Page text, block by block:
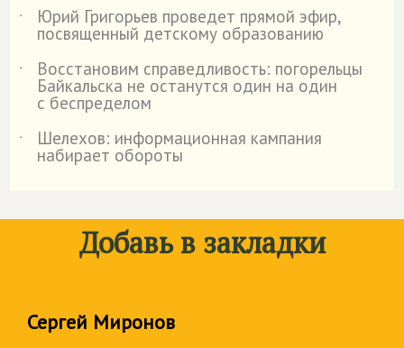
˙
Юрий Григорьев проведет прямой эфир,
посвященный детскому образованию
˙
Восстановим справедливость: погорельцы
Байкальска не останутся один на один
с беспределом
˙
Шелехов: информационная кампания
набирает обороты
Добавь в закладки
Сергей Миронов